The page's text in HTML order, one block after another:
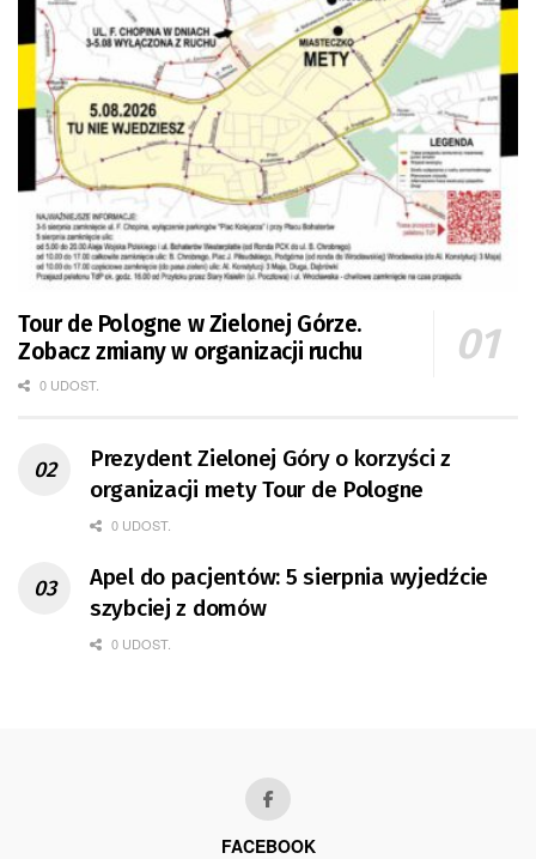
Tour de Pologne w Zielonej Górze.
Zobacz zmiany w organizacji ruchu
0 UDOST.
Prezydent Zielonej Góry o korzyści z
organizacji mety Tour de Pologne
0 UDOST.
Apel do pacjentów: 5 sierpnia wyjedźcie
szybciej z domów
0 UDOST.
FACEBOOK